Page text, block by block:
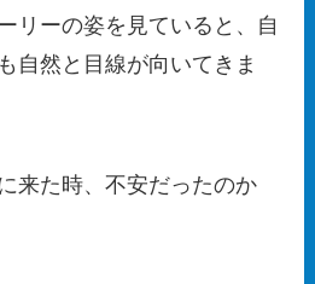
リーの姿を見ていると、自
自然と目線が向いてきま
来た時、不安だったのか